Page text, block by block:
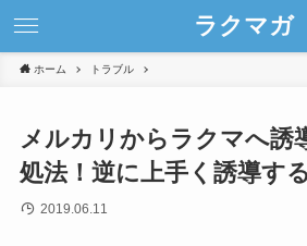
ラクマガ
ホーム トラブル
メルカリからラクマへ誘
処法！逆に上手く誘導す
2019.06.11